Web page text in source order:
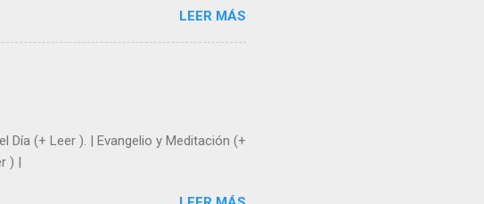
“ Señor, soy un árbol sin frutos,
sombra en los días del sol abrasador
de Dios? Julián Escobar. | Lecturas
LEER MÁS
Día (+ Leer ). | Evangelio y Meditación (+
) |